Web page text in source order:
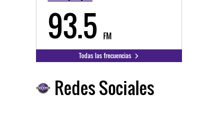
93.5 FM
Todas las frecuencias
Redes Sociales